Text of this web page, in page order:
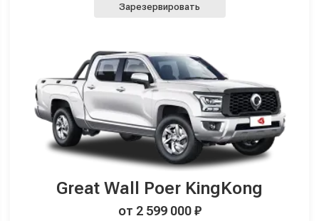
Зарезервировать
Great Wall Poer KingKong
от 2 599 000 ₽